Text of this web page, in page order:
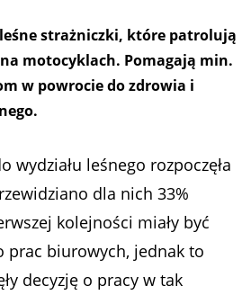
strażniczki, które patrolują
motocyklach. Pomagają min.
w powrocie do zdrowia i
wydziału leśnego rozpoczęła
dla nich 33%
kolejności miały być
prac biurowych, jednak to
decyzję o pracy w tak